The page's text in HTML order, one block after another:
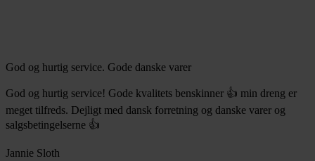
God og hurtig service. Gode danske varer
God og hurtig service! Gode kvalitets benskinner 👍 min dreng er
meget tilfreds. Dejligt med dansk forretning og danske varer og
salgsbetingelserne 👍
Jannie Sloth